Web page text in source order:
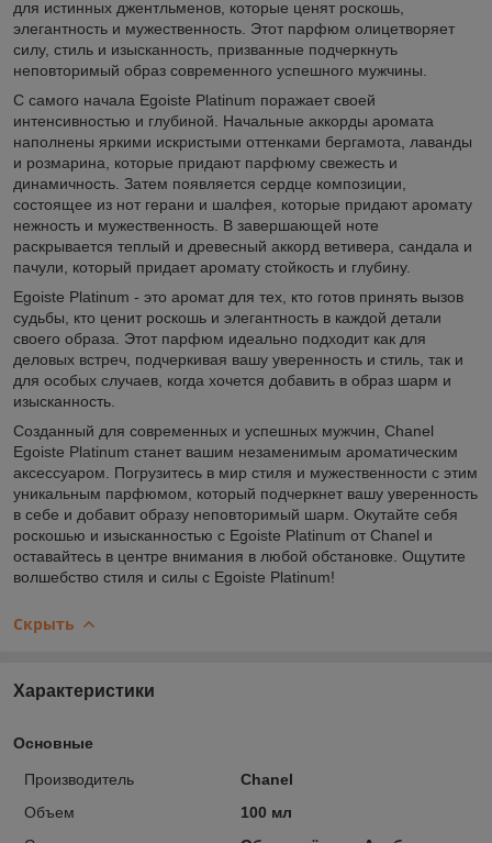
для истинных джентльменов, которые ценят роскошь,
элегантность и мужественность. Этот парфюм олицетворяет
силу, стиль и изысканность, призванные подчеркнуть
неповторимый образ современного успешного мужчины.
С самого начала Egoiste Platinum поражает своей
интенсивностью и глубиной. Начальные аккорды аромата
наполнены яркими искристыми оттенками бергамота, лаванды
и розмарина, которые придают парфюму свежесть и
динамичность. Затем появляется сердце композиции,
состоящее из нот герани и шалфея, которые придают аромату
нежность и мужественность. В завершающей ноте
раскрывается теплый и древесный аккорд ветивера, сандала и
пачули, который придает аромату стойкость и глубину.
Egoiste Platinum - это аромат для тех, кто готов принять вызов
судьбы, кто ценит роскошь и элегантность в каждой детали
своего образа. Этот парфюм идеально подходит как для
деловых встреч, подчеркивая вашу уверенность и стиль, так и
для особых случаев, когда хочется добавить в образ шарм и
изысканность.
Созданный для современных и успешных мужчин, Chanel
Egoiste Platinum станет вашим незаменимым ароматическим
аксессуаром. Погрузитесь в мир стиля и мужественности с этим
уникальным парфюмом, который подчеркнет вашу уверенность
в себе и добавит образу неповторимый шарм. Окутайте себя
роскошью и изысканностью с Egoiste Platinum от Chanel и
оставайтесь в центре внимания в любой обстановке. Ощутите
волшебство стиля и силы с Egoiste Platinum!
Скрыть
Характеристики
Основные
Производитель
Chanel
Объем
100 мл